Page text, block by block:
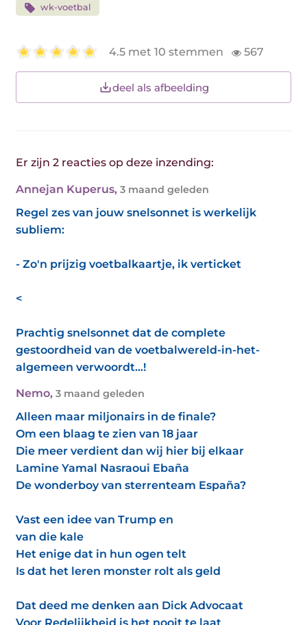
wk-voetbal
4.5 met 10 stemmen 567
deel als afbeelding
Er zijn 2 reacties op deze inzending:
Annejan Kuperus, 3 maand geleden
Regel zes van jouw snelsonnet is werkelijk
subliem:
- Zo'n prijzig voetbalkaartje, ik verticket
<
Prachtig snelsonnet dat de complete
gestoordheid van de voetbalwereld-in-het-
algemeen verwoordt...!
Nemo, 3 maand geleden
Alleen maar miljonairs in de finale?
Om een blaag te zien van 18 jaar
Die meer verdient dan wij hier bij elkaar
Lamine Yamal Nasraoui Ebaña
De wonderboy van sterrenteam España?
Vast een idee van Trump en
van die kale
Het enige dat in hun ogen telt
Is dat het leren monster rolt als geld
Dat deed me denken aan Dick Advocaat